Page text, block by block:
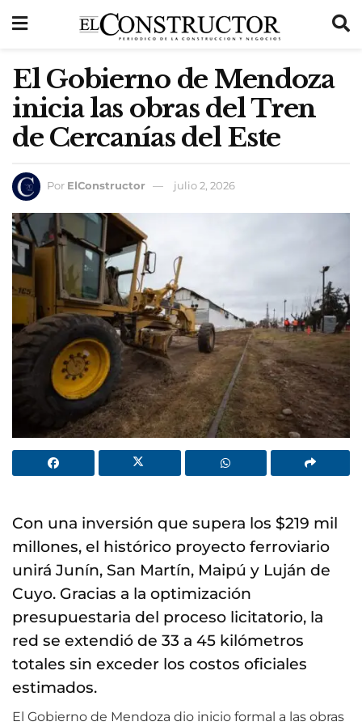
El Gobierno de Mendoza
inicia las obras del Tren
de Cercanías del Este
Por ElConstructor julio 2, 2026
Con una inversión que supera los $219 mil
millones, el histórico proyecto ferroviario
unirá Junín, San Martín, Maipú y Luján de
Cuyo. Gracias a la optimización
presupuestaria del proceso licitatorio, la
red se extendió de 33 a 45 kilómetros
totales sin exceder los costos oficiales
estimados.
El Gobierno de Mendoza dio inicio formal a las obras